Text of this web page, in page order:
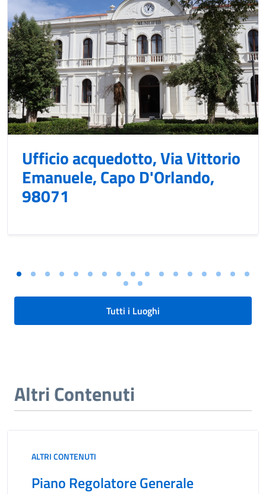
Ufficio acquedotto, Via Vittorio
Emanuele, Capo D'Orlando,
98071
Tutti i Luoghi
Altri Contenuti
ALTRI CONTENUTI
Piano Regolatore Generale